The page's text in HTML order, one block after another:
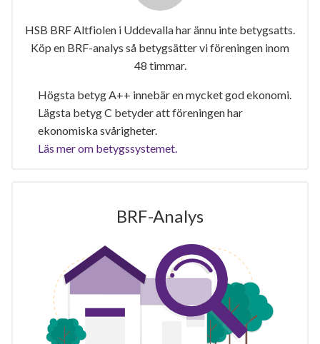
HSB BRF Altfiolen i Uddevalla har ännu inte betygsatts.
Köp en BRF-analys så betygsätter vi föreningen inom
48 timmar.
Högsta betyg A++ innebär en mycket god ekonomi.
Lägsta betyg C betyder att föreningen har
ekonomiska svårigheter.
Läs mer om betygssystemet.
BRF-Analys